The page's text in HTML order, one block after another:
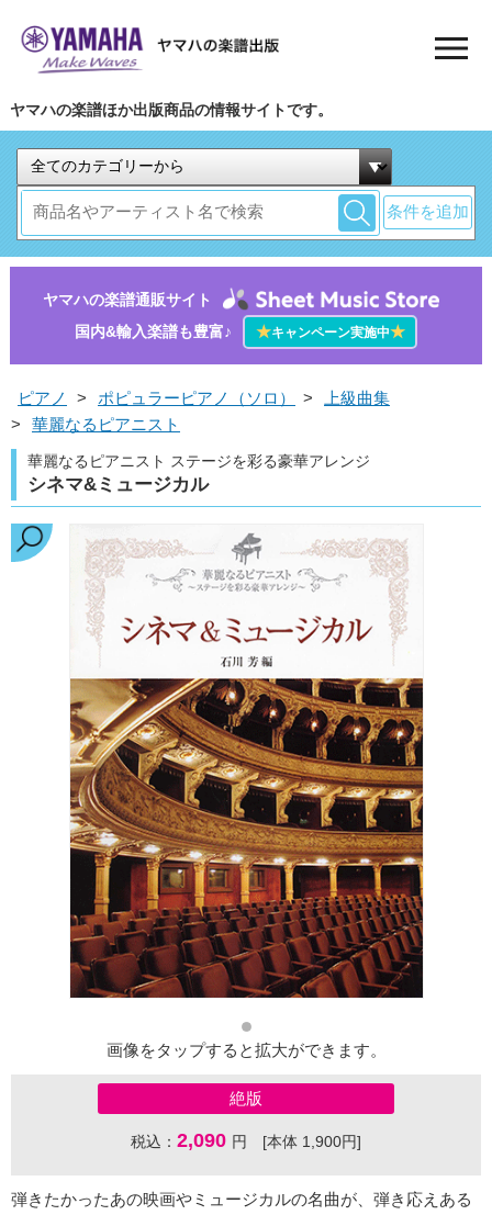
ヤマハの楽譜ほか出版商品の情報サイトです。
条件を追加
ヤマハの楽譜通販サイト
国内&輸入楽譜も豊富♪
★キャンペーン実施中★
ピアノ > ポピュラーピアノ（ソロ） >
上級曲集
>
華麗なるピアニスト
華麗なるピアニスト ステージを彩る豪華アレンジ
シネマ&ミュージカル
画像をタップすると拡大ができます。
絶版
税込： 2,090 円 [本体 1,900円]
弾きたかったあの映画やミュージカルの名曲が、弾き応えある